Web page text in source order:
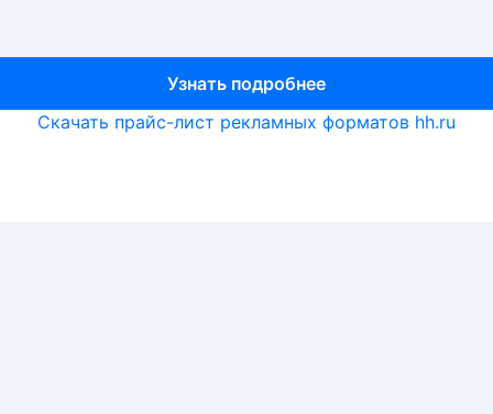
Узнать подробнее
Узнать подробнее
Скачать прайс-лист рекламных форматов hh.ru